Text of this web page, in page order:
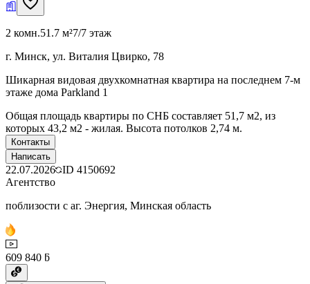
2 комн.51.7 м²7/7 этаж
г. Минск, ул. Виталия Цвирко, 78
Шикарная видовая двухкомнатная квартира на последнем 7-м
этаже дома Parkland 1
Общая площадь квартиры по СНБ составляет 51,7 м2, из
которых 43,2 м2 - жилая. Высота потолков 2,74 м.
Контакты
Написать
22.07.2026 ID 4150692
Агентство
поблизости с аг. Энергия, Минская область
609 840 ƃ